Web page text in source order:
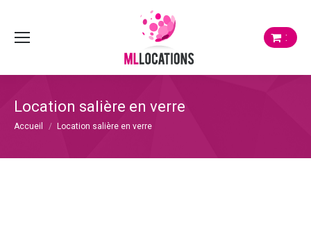
:
Location salière en verre
Vous êtes ici :
Accueil Location salière en verre